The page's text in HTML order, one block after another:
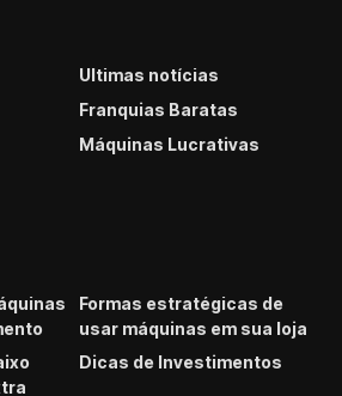
Últimas notícias
Franquias Baratas
Máquinas Lucrativas
Formas estratégicas de
usar máquinas em sua loja
Dicas de Investimentos